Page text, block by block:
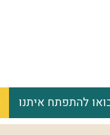
להתפתח איתנו